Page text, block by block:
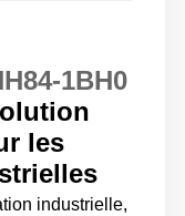
1BH0
les
industrielle,